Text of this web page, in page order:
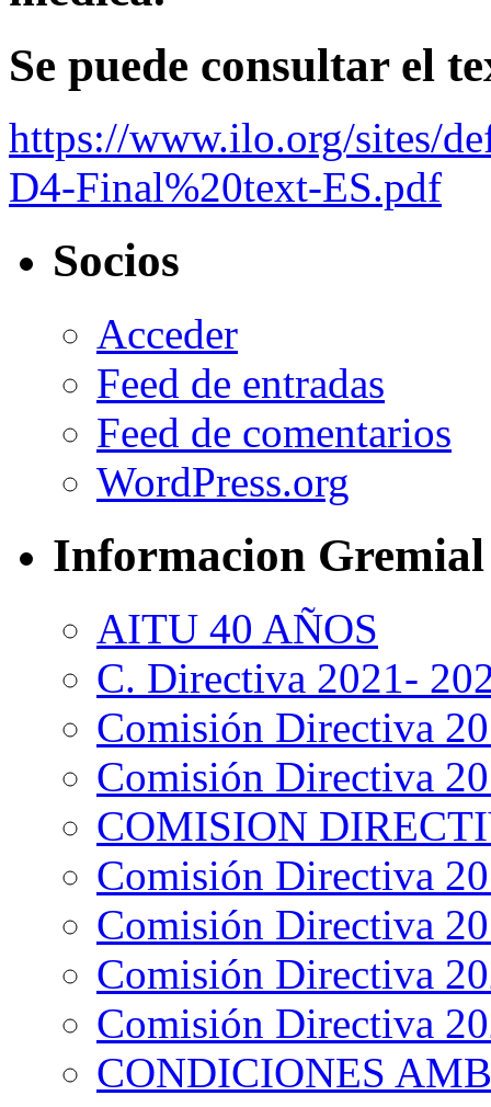
Se puede consultar el
https://www.ilo.org/sites/
D4-Final%20text-ES.pdf
Socios
Acceder
Feed de entradas
Feed de comentarios
WordPress.org
Informacion Gremial
AITU 40 AÑOS
C. Directiva 2021-
Comisión Directiva
Comisión Directiva
COMISION
Comisión Directiva
Comisión Directiva
Comisión Directiva
Comisión Directiva
CONDICIONES